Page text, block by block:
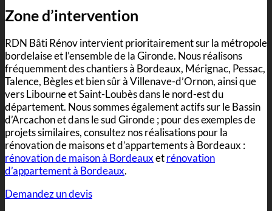
Zone d’intervention
RDN Bâti Rénov intervient prioritairement sur la métropole
bordelaise et l’ensemble de la Gironde. Nous réalisons
fréquemment des chantiers à Bordeaux, Mérignac, Pessac,
Talence, Bègles et bien sûr à Villenave-d’Ornon, ainsi que
vers Libourne et Saint-Loubès dans le nord-est du
département. Nous sommes également actifs sur le Bassin
d’Arcachon et dans le sud Gironde ; pour des exemples de
projets similaires, consultez nos réalisations pour la
rénovation de maisons et d’appartements à Bordeaux :
rénovation de maison à Bordeauxetrénovation
d’appartement à Bordeaux.
Demandez un devis